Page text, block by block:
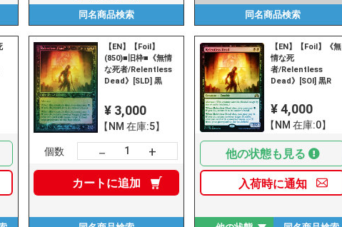
同名商品検索 同名商品検索
【EN】【Foil】
(850)■旧枠■《無情
な死者/Relentless
Dead》[SLD] 黒
¥ 3,000
【NM 在庫:5】
個数 － +
カートに追加
【EN】【Foil】《無
情な死
者/Relentless
Dead》[SOI] 黒R
¥ 4,000
【NM 在庫:0】
他の状態も見る
入荷時に通知